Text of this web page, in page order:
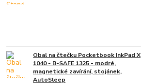
Obal na čtečku Pocketbook InkPad X
1040 - B-SAFE 1325 - modré,
magnetické zavírání, stojánek,
AutoSleep